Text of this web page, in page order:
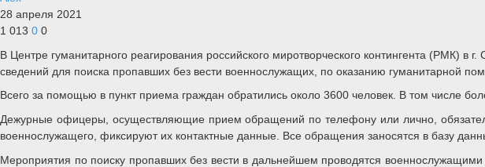
28 апреля 2021
1 013 0 0
В Центре гуманитарного реагирования российского миротворческого контингента (РМК)
сведений для поиска пропавших без вести военнослужащих, по оказанию гуманитарной
Всего за помощью в пункт приема граждан обратились около 3600 человек. В том числе
Дежурные офицеры, осуществляющие прием обращений по телефону или лично,
военнослужащего, фиксируют их контактные данные. Все обращения заносятся в базу
Мероприятия по поиску пропавших без вести в дальнейшем проводятся